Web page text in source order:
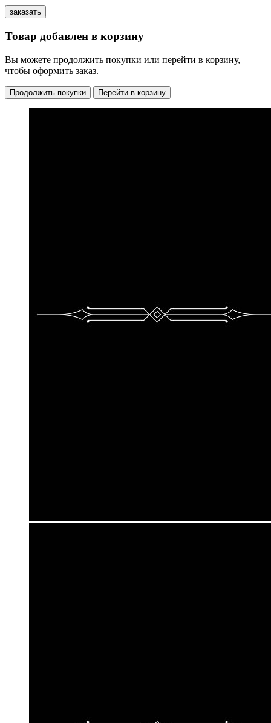
Товар добавлен в корзину
Вы можете продолжить покупки или перейти в корзину,
чтобы оформить заказ.
Продолжить покупки Перейти в корзину